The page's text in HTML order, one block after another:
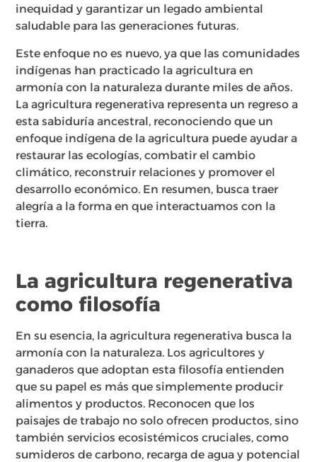
inequidad y garantizar un legado ambiental
saludable para las generaciones futuras.
Este enfoque no es nuevo, ya que las comunidades
indígenas han practicado la agricultura en
armonía con la naturaleza durante miles de años.
La agricultura regenerativa representa un regreso a
esta sabiduría ancestral, reconociendo que un
enfoque indígena de la agricultura puede ayudar a
restaurar las ecologías, combatir el cambio
climático, reconstruir relaciones y promover el
desarrollo económico. En resumen, busca traer
alegría a la forma en que interactuamos con la
tierra.
La agricultura regenerativa
como filosofía
En su esencia, la agricultura regenerativa busca la
armonía con la naturaleza. Los agricultores y
ganaderos que adoptan esta filosofía entienden
que su papel es más que simplemente producir
alimentos y productos. Reconocen que los
paisajes de trabajo no solo ofrecen productos, sino
también servicios ecosistémicos cruciales, como
sumideros de carbono, recarga de agua y potencial